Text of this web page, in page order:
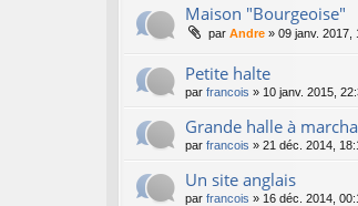
Maison "Bourgeoise"
par Andre » 09 janv. 2017,
Petite halte
par francois » 10 janv. 2015,
Grande halle à
par francois » 21 déc. 2014,
Un site anglais
par francois » 16 déc. 2014,